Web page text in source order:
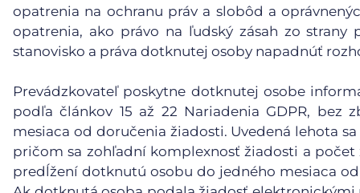
opatrenia na ochranu práv a slobôd a
opatrenia, ako právo na ľudský zásah zo
stanovisko a práva dotknutej osoby napadnúť
Prevádzkovateľ poskytne dotknutej osobe
podľa článkov 15 až 22 Nariadenia GDPR,
mesiaca od doručenia žiadosti. Uvedená lehota
pričom sa zohľadní komplexnosť žiadosti a
predĺžení dotknutú osobu do jedného mesiaca